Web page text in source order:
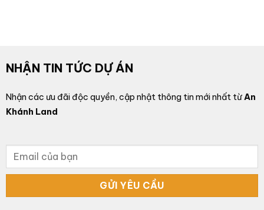
NHẬN TIN TỨC DỰ ÁN
Nhận các ưu đãi độc quyền, cập nhật thông tin mới nhất từAn
Khánh Land